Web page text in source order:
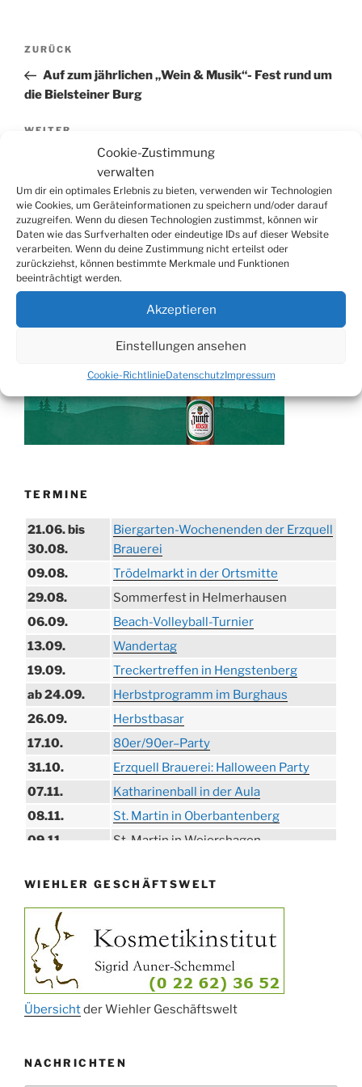
Cookie-Zustimmung
verwalten
Um dir ein optimales Erlebnis zu bieten, verwenden wir Technologien
wie Cookies, um Geräteinformationen zu speichern und/oder darauf
zuzugreifen. Wenn du diesen Technologien zustimmst, können wir
Daten wie das Surfverhalten oder eindeutige IDs auf dieser Website
verarbeiten. Wenn du deine Zustimmung nicht erteilst oder
zurückziehst, können bestimmte Merkmale und Funktionen
beeinträchtigt werden.
Akzeptieren
Einstellungen ansehen
Cookie-RichtlinieDatenschutzImpressum
Beitragsnavigation
Vorheriger
Beitrag
ZURÜCK
Auf zum jährlichen „Wein & Musik“- Fest rund um
die Bielsteiner Burg
Nächster
WEITER
Kölsche Band DÜX im Freibad Bielstein
Suchen
nach:
TERMINE
21.06. bis
30.08.
Biergarten-Wochenenden der Erzquell
Brauerei
09.08.
Trödelmarkt in der Ortsmitte
29.08.
Sommerfest in Helmerhausen
06.09.
Beach-Volleyball-Turnier
13.09.
Wandertag
19.09.
Treckertreffen in Hengstenberg
ab 24.09.
Herbstprogramm im Burghaus
26.09.
Herbstbasar
17.10.
80er/90er–Party
31.10.
Erzquell Brauerei: Halloween Party
07.11.
Katharinenball in der Aula
08.11.
St. Martin in Oberbantenberg
09.11.
St. Martin in Weiershagen
11.11.
„DÜX“ im Burghaus
14.11.
Proklamation der Tollitäten
15.11.
Konzert Bielsteiner Männerchor
15.11.
Volkstrauertag am Ehrenmal
27.11.
Anknipsfest an der Oberbantenberger
Kirche
WIEHLER GESCHÄFTSWELT
Übersichtder Wiehler Geschäftswelt
NACHRICHTEN